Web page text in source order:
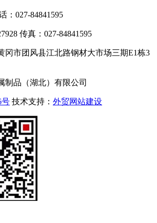
：027-84841595
传真：027-84841595
冈市团风县江北路钢材大市场三期E1栋3
制品（湖北）有限公司
号 技术支持： 外贸网站建设